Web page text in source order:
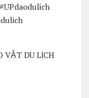
VẶT DU LỊCH